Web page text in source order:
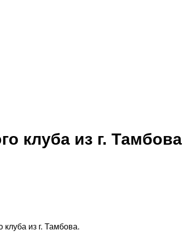
клуба из г. Тамбова
из г. Тамбова.